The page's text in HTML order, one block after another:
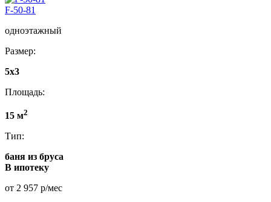
F-50-81
одноэтажный
Размер:
5x3
Площадь:
15 м2
Тип:
баня из бруса
В ипотеку
от 2 957 р/мес